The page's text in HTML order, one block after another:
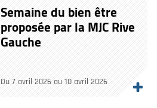
Semaine du bien être
proposée par la MJC Rive
Gauche
Du 7 avril 2026 au 10 avril 2026